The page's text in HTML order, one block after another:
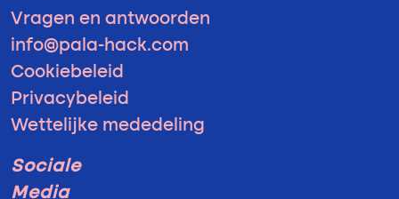
Vragen en antwoorden
info@pala-hack.com
Cookiebeleid
Privacybeleid
Wettelijke mededeling
Sociale
Media